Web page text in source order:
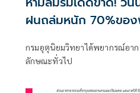
ฝนถล่มหนัก 70%ขอ
กรมอุตุนิยมวิทยาได้พยากรณ์อาก
ลักษณะทั่วไป